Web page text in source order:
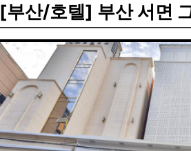
[부산/호텔] 부산 서면